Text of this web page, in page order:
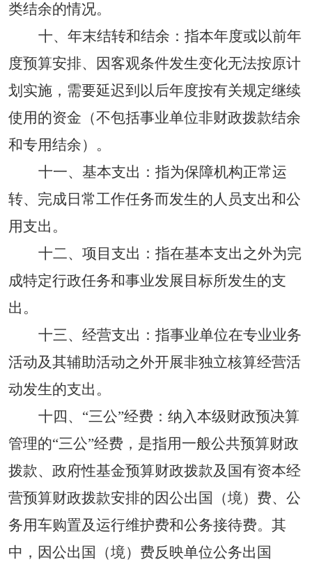
类结余的情况。
十、年末结转和结余：指本年度或以前年
度预算安排、因客观条件发生变化无法按原计
划实施，需要延迟到以后年度按有关规定继续
使用的资金（不包括事业单位非财政拨款结余
和专用结余）。
十一、基本支出：指为保障机构正常运
转、完成日常工作任务而发生的人员支出和公
用支出。
十二、项目支出：指在基本支出之外为完
成特定行政任务和事业发展目标所发生的支
出。
十三、经营支出：指事业单位在专业业务
活动及其辅助活动之外开展非独立核算经营活
动发生的支出。
十四、 “三公”经费：纳入本级财政预决算
管理的“三公”经费，是指用一般公共预算财政
拨款、政府性基金预算财政拨款及国有资本经
营预算财政拨款安排的因公出国（境）费、公
务用车购置及运行维护费和公务接待费。其
中，因公出国（境）费反映单位公务出国